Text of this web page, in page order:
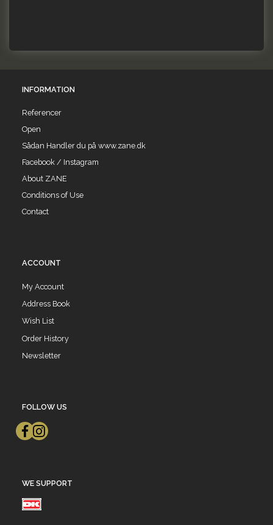
INFORMATION
Referencer
Open
Sådan Handler du på www.zane.dk
Facebook / Instagram
About ZANE
Conditions of Use
Contact
ACCOUNT
My Account
Address Book
Wish List
Order History
Newsletter
FOLLOW US
WE SUPPORT